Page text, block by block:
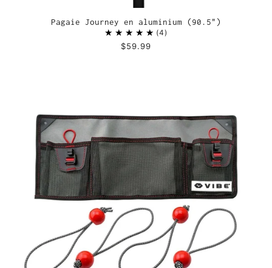
Pagaie Journey en aluminium (90.5")
4
$59.99